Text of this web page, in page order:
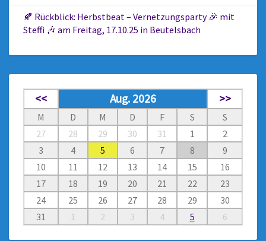
🍂 Rückblick: Herbstbeat – Vernetzungsparty 🎉 mit
Steffi 🎶 am Freitag, 17.10.25 in Beutelsbach
<< Aug. 2026 >>
M D M D F S
S
27
28 29 30 31 1
2
3
4 5 6 7 8
9
10
11 12 13 14 15
16
17
18 19 20 21 22
23
24
25 26 27 28 29
30
31
1 2 3 4 5 6